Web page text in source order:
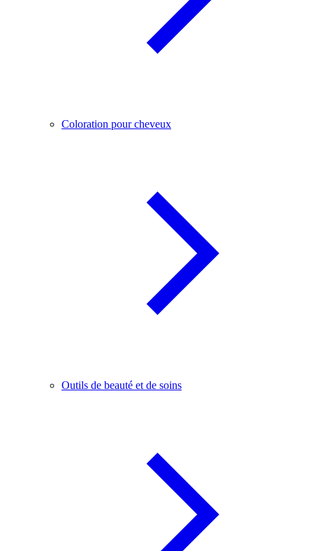
Coloration pour cheveux
Outils de beauté et de soins